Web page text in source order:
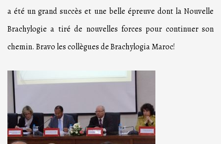
a été un grand succès et une belle épreuve dont la Nouvelle
Brachylogie a tiré de nouvelles forces pour continuer son
chemin. Bravo les collègues de Brachylogia Maroc!